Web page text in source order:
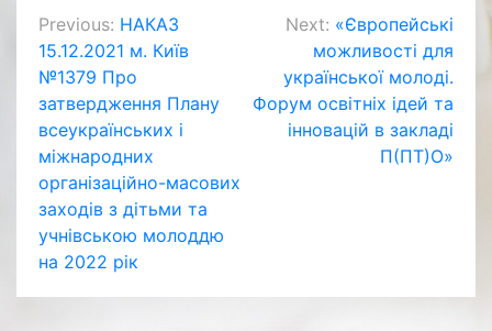
Навігація
записів
Previous: НАКАЗ
15.12.2021 м. Київ
№1379 Про
затвердження Плану
всеукраїнських і
міжнародних
організаційно-масових
заходів з дітьми та
учнівською молоддю
на 2022 рік
Next: «Європейські
можливості для
української молоді.
Форум освітніх ідей та
інновацій в закладі
П(ПТ)О»